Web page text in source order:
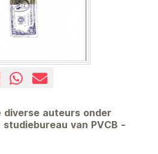
diverse auteurs onder
van PVCB -